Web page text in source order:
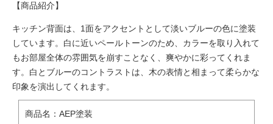
【商品紹介】
キッチン背面は、1面をアクセントとして淡いブルーの色に塗装
しています。白に近いペールトーンのため、カラーを取り入れて
もお部屋全体の雰囲気を崩すことなく、爽やかに彩ってくれま
す。白とブルーのコントラストは、木の表情と相まって柔らかな
印象を演出してくれます。
商品名：AEP塗装